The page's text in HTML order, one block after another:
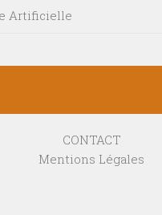
Artificielle
CONTACT
Mentions Légales